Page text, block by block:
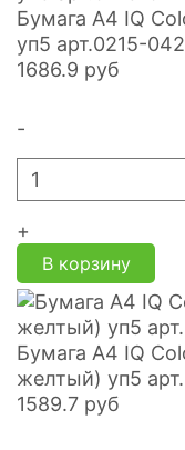
Бумага А4 IQ
уп5 арт.0215-042
1686.9 руб
-
+
В корзину
Бумага А4 IQ
желтый) уп5
1589.7 руб